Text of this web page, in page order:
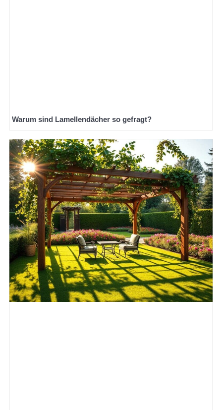
Warum sind Lamellendächer so gefragt?